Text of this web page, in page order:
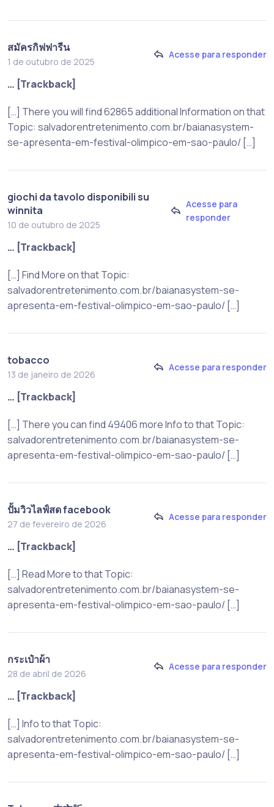
สมัครกิฟฟารีน
1 de outubro de 2025
Acesse para responder
… [Trackback]
[…] There you will find 62865 additional Information on that
Topic: salvadorentretenimento.com.br/baianasystem-
se-apresenta-em-festival-olimpico-em-sao-paulo/ […]
giochi da tavolo disponibili su
winnita
10 de outubro de 2025
Acesse para
responder
… [Trackback]
[…] Find More on that Topic:
salvadorentretenimento.com.br/baianasystem-se-
apresenta-em-festival-olimpico-em-sao-paulo/ […]
tobacco
13 de janeiro de 2026
Acesse para responder
… [Trackback]
[…] There you can find 49406 more Info to that Topic:
salvadorentretenimento.com.br/baianasystem-se-
apresenta-em-festival-olimpico-em-sao-paulo/ […]
ปั้มวิวไลฟ์สด facebook
27 de fevereiro de 2026
Acesse para responder
… [Trackback]
[…] Read More to that Topic:
salvadorentretenimento.com.br/baianasystem-se-
apresenta-em-festival-olimpico-em-sao-paulo/ […]
กระเป๋าผ้า
28 de abril de 2026
Acesse para responder
… [Trackback]
[…] Info to that Topic:
salvadorentretenimento.com.br/baianasystem-se-
apresenta-em-festival-olimpico-em-sao-paulo/ […]